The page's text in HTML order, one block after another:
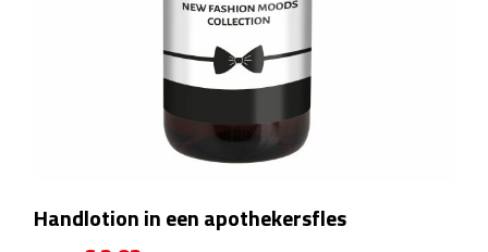
Auto luchtverfrissers
Handlotion in een apothekersfles